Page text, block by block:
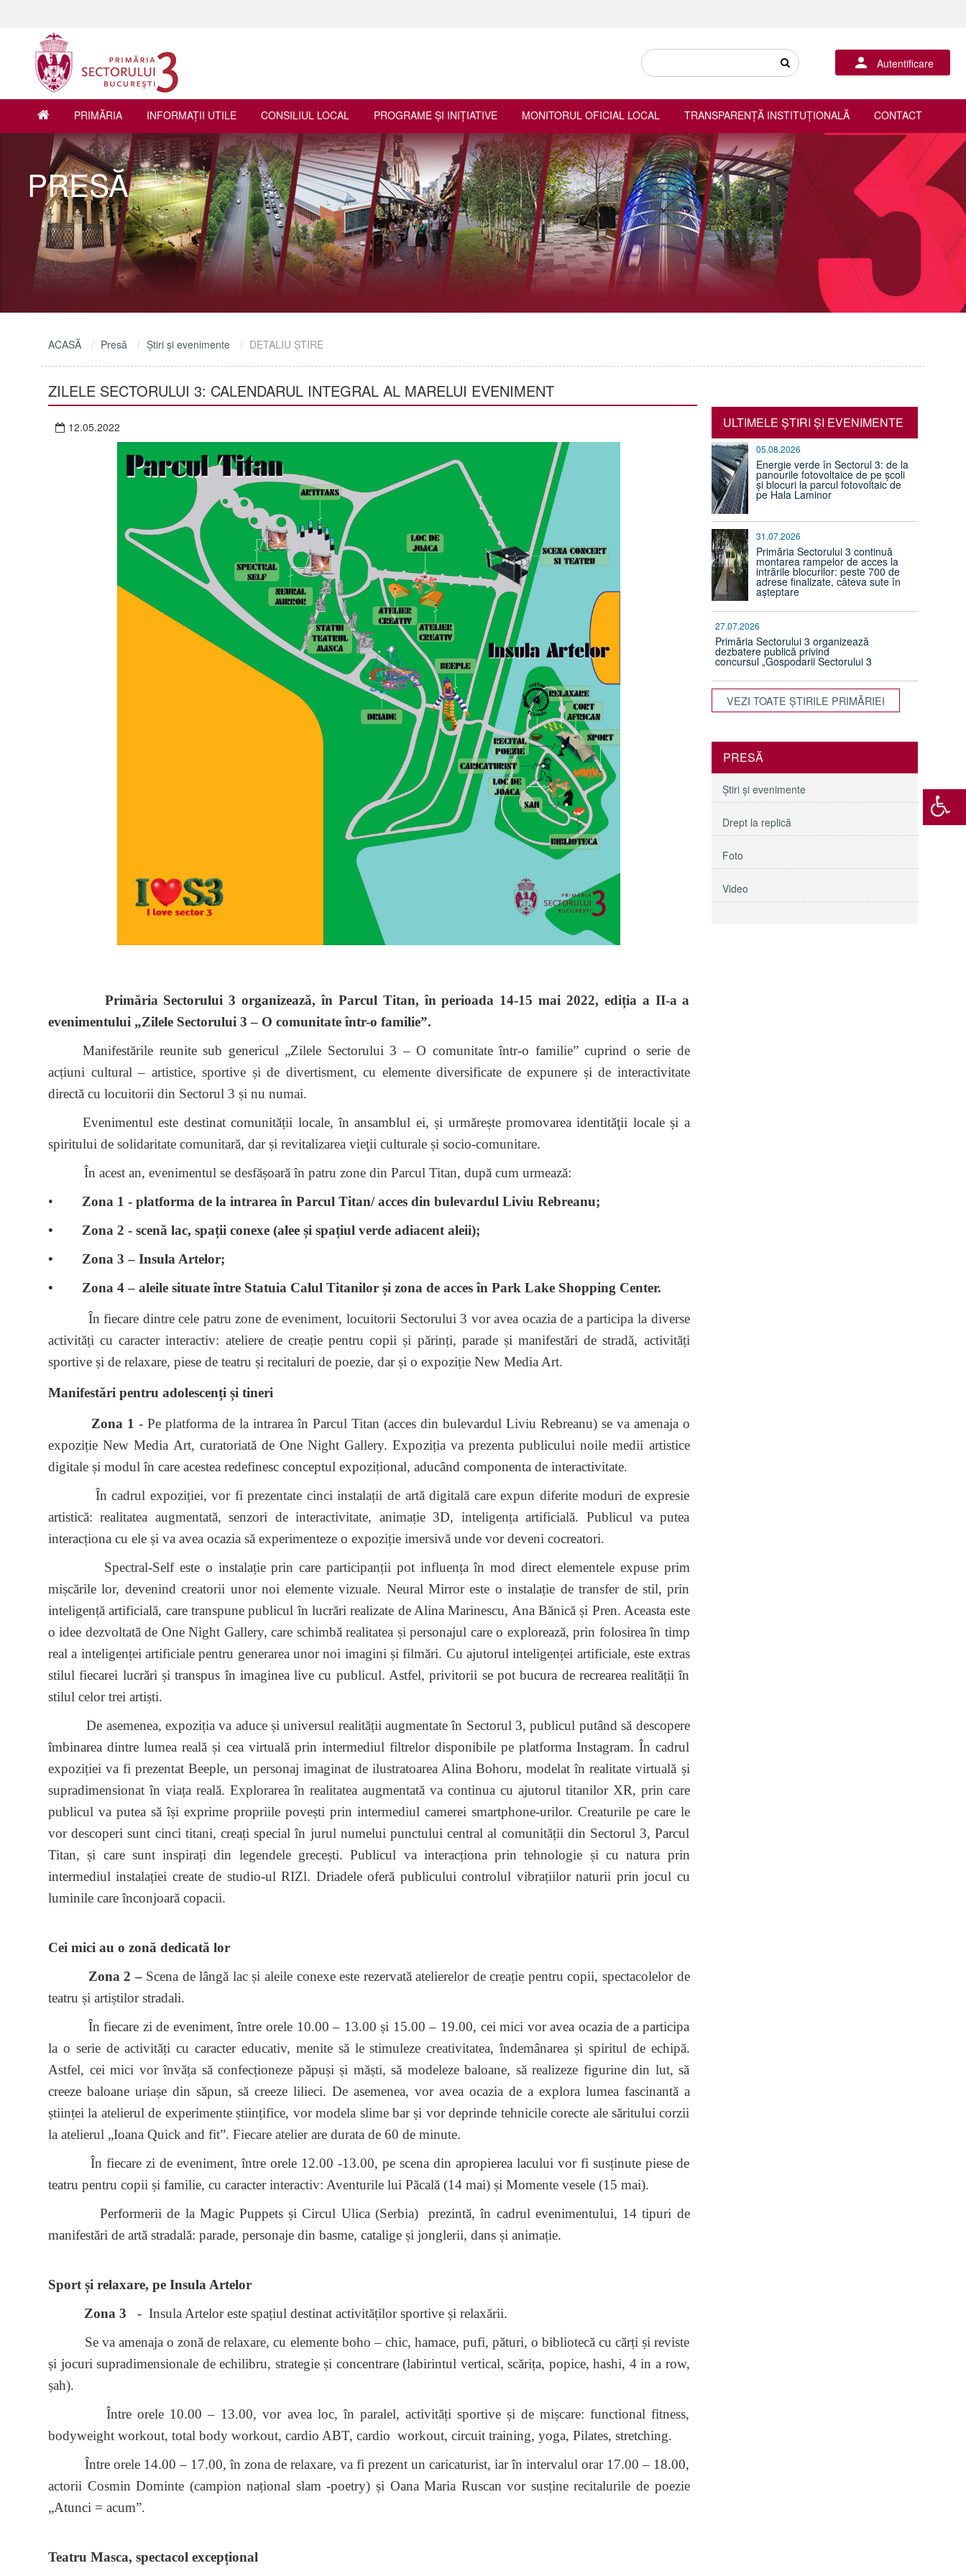
Autentificare
PRIMĂRIA INFORMAŢII UTILE CONSILIUL LOCAL PROGRAME ŞI INIŢIATIVE MONITORUL OFICIAL LOCAL TRANSPARENȚĂ INSTITUȚIONALĂ CONTACT
PRESĂ
ACASĂ Presă Ştiri şi evenimente DETALIU ŞTIRE
ZILELE SECTORULUI 3: CALENDARUL INTEGRAL AL MARELUI EVENIMENT
12.05.2022
Primăria Sectorului 3 organizează, în Parcul Titan, în perioada 14-15 mai 2022, ediția a II-a a
evenimentului „Zilele Sectorului 3 – O comunitate într-o familie”.
Manifestările reunite sub genericul „Zilele Sectorului 3 – O comunitate într-o familie” cuprind o serie de
acțiuni cultural – artistice, sportive și de divertisment, cu elemente diversificate de expunere și de interactivitate
directă cu locuitorii din Sectorul 3 și nu numai.
Evenimentul este destinat comunității locale, în ansamblul ei, și urmărește promovarea identităţii locale și a
spiritului de solidaritate comunitară, dar și revitalizarea vieţii culturale și socio-comunitare.
În acest an, evenimentul se desfășoară în patru zone din Parcul Titan, după cum urmează:
• Zona 1 - platforma de la intrarea în Parcul Titan/ acces din bulevardul Liviu Rebreanu;
• Zona 2 - scenă lac, spații conexe (alee și spațiul verde adiacent aleii);
• Zona 3 – Insula Artelor;
• Zona 4 – aleile situate între Statuia Calul Titanilor și zona de acces în Park Lake Shopping Center.
În fiecare dintre cele patru zone de eveniment, locuitorii Sectorului 3 vor avea ocazia de a participa la diverse
activități cu caracter interactiv: ateliere de creație pentru copii și părinți, parade și manifestări de stradă, activități
sportive și de relaxare, piese de teatru și recitaluri de poezie, dar și o expoziție New Media Art.
Manifestări pentru adolescenți și tineri
Zona 1 - Pe platforma de la intrarea în Parcul Titan (acces din bulevardul Liviu Rebreanu) se va amenaja o
expoziție New Media Art, curatoriată de One Night Gallery. Expoziția va prezenta publicului noile medii artistice
digitale și modul în care acestea redefinesc conceptul expozițional, aducând componenta de interactivitate.
În cadrul expoziției, vor fi prezentate cinci instalații de artă digitală care expun diferite moduri de expresie
artistică: realitatea augmentată, senzori de interactivitate, animație 3D, inteligența artificială. Publicul va putea
interacționa cu ele și va avea ocazia să experimenteze o expoziție imersivă unde vor deveni cocreatori.
Spectral-Self este o instalație prin care participanții pot influența în mod direct elementele expuse prim
mișcările lor, devenind creatorii unor noi elemente vizuale. Neural Mirror este o instalație de transfer de stil, prin
inteligență artificială, care transpune publicul în lucrări realizate de Alina Marinescu, Ana Bănică și Pren. Aceasta este
o idee dezvoltată de One Night Gallery, care schimbă realitatea și personajul care o explorează, prin folosirea în timp
real a inteligenței artificiale pentru generarea unor noi imagini și filmări. Cu ajutorul inteligenței artificiale, este extras
stilul fiecarei lucrări și transpus în imaginea live cu publicul. Astfel, privitorii se pot bucura de recrearea realității în
stilul celor trei artiști.
De asemenea, expoziția va aduce și universul realității augmentate în Sectorul 3, publicul putând să descopere
îmbinarea dintre lumea reală și cea virtuală prin intermediul filtrelor disponibile pe platforma Instagram. În cadrul
expoziției va fi prezentat Beeple, un personaj imaginat de ilustratoarea Alina Bohoru, modelat în realitate virtuală și
supradimensionat în viața reală. Explorarea în realitatea augmentată va continua cu ajutorul titanilor XR, prin care
publicul va putea să își exprime propriile povești prin intermediul camerei smartphone-urilor. Creaturile pe care le
vor descoperi sunt cinci titani, creați special în jurul numelui punctului central al comunității din Sectorul 3, Parcul
Titan, și care sunt inspirați din legendele grecești. Publicul va interacționa prin tehnologie și cu natura prin
intermediul instalației create de studio-ul RIZl. Driadele oferă publicului controlul vibrațiilor naturii prin jocul cu
luminile care înconjoară copacii.
Cei mici au o zonă dedicată lor
Zona 2 –Scena de lângă lac și aleile conexe este rezervată atelierelor de creație pentru copii, spectacolelor de
teatru și artiștilor stradali.
În fiecare zi de eveniment, între orele 10.00 – 13.00 și 15.00 – 19.00, cei mici vor avea ocazia de a participa
la o serie de activități cu caracter educativ, menite să le stimuleze creativitatea, îndemânarea și spiritul de echipă.
Astfel, cei mici vor învăța să confecționeze păpuși și măști, să modeleze baloane, să realizeze figurine din lut, să
creeze baloane uriașe din săpun, să creeze lilieci. De asemenea, vor avea ocazia de a explora lumea fascinantă a
științei la atelierul de experimente științifice, vor modela slime bar și vor deprinde tehnicile corecte ale săritului corzii
la atelierul „Ioana Quick and fit”. Fiecare atelier are durata de 60 de minute.
În fiecare zi de eveniment, între orele 12.00 -13.00, pe scena din apropierea lacului vor fi susținute piese de
teatru pentru copii și familie, cu caracter interactiv: Aventurile lui Păcală (14 mai) și Momente vesele (15 mai).
Performerii de la Magic Puppets și Circul Ulica (Serbia) prezintă, în cadrul evenimentului, 14 tipuri de
manifestări de artă stradală: parade, personaje din basme, catalige și jonglerii, dans și animație.
Sport și relaxare, pe Insula Artelor
Zona 3 - Insula Artelor este spațiul destinat activităților sportive și relaxării.
Se va amenaja o zonă de relaxare, cu elemente boho – chic, hamace, pufi, pături, o bibliotecă cu cărți și reviste
și jocuri supradimensionale de echilibru, strategie și concentrare (labirintul vertical, scărița, popice, hashi, 4 in a row,
șah).
Între orele 10.00 – 13.00, vor avea loc, în paralel, activități sportive și de mișcare: functional fitness,
bodyweight workout, total body workout, cardio ABT, cardio workout, circuit training, yoga, Pilates, stretching.
Între orele 14.00 – 17.00, în zona de relaxare, va fi prezent un caricaturist, iar în intervalul orar 17.00 – 18.00,
actorii Cosmin Dominte (campion național slam -poetry) și Oana Maria Ruscan vor susține recitalurile de poezie
„Atunci = acum”.
Teatru Masca, spectacol excepțional
ULTIMELE ŞTIRI ŞI EVENIMENTE
05.08.2026
Energie verde în Sectorul 3: de la
panourile fotovoltaice de pe școli
și blocuri la parcul fotovoltaic de
pe Hala Laminor
31.07.2026
Primăria Sectorului 3 continuă
montarea rampelor de acces la
intrările blocurilor: peste 700 de
adrese finalizate, câteva sute în
așteptare
27.07.2026
Primăria Sectorului 3 organizează
dezbatere publică privind
concursul „Gospodarii Sectorului 3
VEZI TOATE ŞTIRILE PRIMĂRIEI
PRESĂ
Ştiri şi evenimente
Drept la replică
Foto
Video